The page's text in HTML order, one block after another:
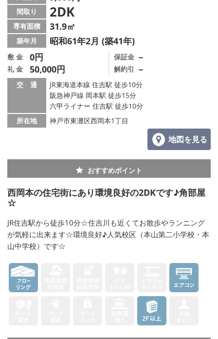
間取り 2DK
専有面積 31.9㎡
築年月 昭和61年2月 (築41年)
敷 金 0円
礼 金 50,000円
保証金 －
解約引 －
交 通
JR東海道本線 住吉駅 徒歩10分
阪急神戸線 岡本駅 徒歩15分
六甲ライナー 住吉駅 徒歩10分
所在地
神戸市東灘区西岡本1丁目
地図を見る
おすすめポイント
西岡本の住宅街にあり環境良好の2DKです♪角部屋
☆
JR住吉駅から徒歩10分☆住吉川も近くてお散歩やランニング
が気軽に出来ます☆環境良好♪人気校区（本山第二小学校・本
山中学校）です☆